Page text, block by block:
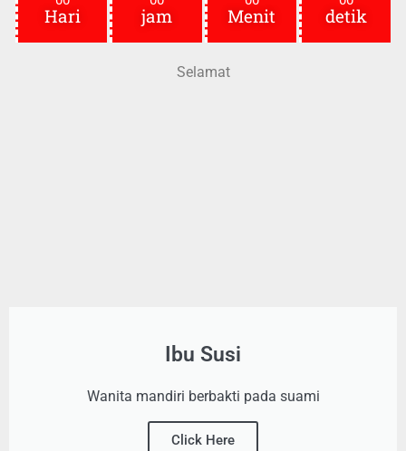
Hari jam Menit detik
Selamat
Ibu Susi
Wanita mandiri berbakti pada suami
Click Here